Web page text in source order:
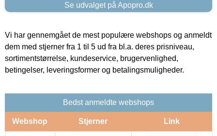
Se udvalget på Apopro.dk
Vi har gennemgået de mest populære webshops og anmeldt
dem med stjerner fra 1 til 5 ud fra bl.a. deres prisniveau,
sortimentstørrelse, kundeservice, brugervenlighed,
betingelser, leveringsformer og betalingsmuligheder.
Bedst anmeldte webshops
Webshop Stjerner Link